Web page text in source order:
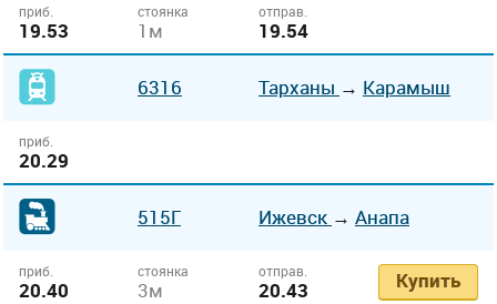
приб.
19.53
стоянка
1м
отправ.
19.54
6316 Тарханы → Карамыш
приб.
20.29
515Г Ижевск → Анапа
приб.
20.40
стоянка
3м
отправ.
20.43 Купить